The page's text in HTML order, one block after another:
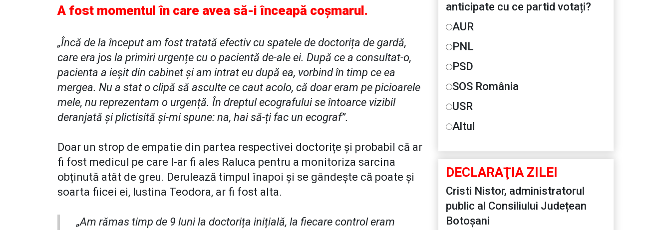
A fost momentul în care avea să-i înceapă coșmarul.
„Încă de la început am fost tratată efectiv cu spatele de doctorița de gardă,
care era jos la primiri urgențe cu o pacientă de-ale ei. După ce a consultat-o,
pacienta a ieșit din cabinet și am intrat eu după ea, vorbind în timp ce ea
mergea. Nu a stat o clipă să asculte ce caut acolo, că doar eram pe picioarele
mele, nu reprezentam o urgență. În dreptul ecografului se întoarce vizibil
deranjată și plictisită și-mi spune: na, hai să-ți fac un ecograf”.
Doar un strop de empatie din partea respectivei doctorițe și probabil că ar
fi fost medicul pe care l-ar fi ales Raluca pentru a monitoriza sarcina
obținută atât de greu. Derulează timpul înapoi și se gândește că poate și
soarta fiicei ei, Iustina Teodora, ar fi fost alta.
„Am rămas timp de 9 luni la doctorița inițială, la fiecare control eram
anticipate cu ce partid votați?
AUR
PNL
PSD
SOS România
USR
Altul
DECLARAŢIA ZILEI
Cristi Nistor, administratorul
public al Consiliului Județean
Botoșani